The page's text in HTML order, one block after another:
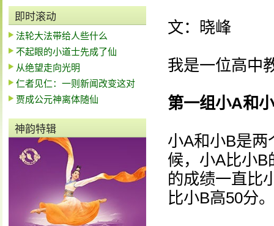
即时滚动
法轮大法带给人些什么
不起眼的小道士先成了仙
从绝望走向光明
仁者见仁：一则新闻改变这对
贾成公元神离体随仙
神韵特辑
文：晓峰
我是一位高中
第一组小A和
小A和小B是
候，小A比小
的成绩一直比
比小B高50分。